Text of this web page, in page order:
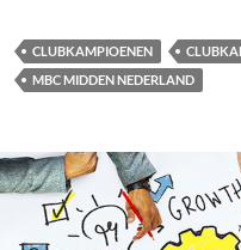
CLUBKAMPIOENEN
MBC MIDDEN NEDERLAND